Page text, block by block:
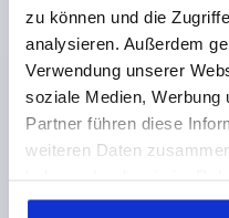
zu können und die
analysieren. Außerdem
Verwendung unserer
soziale Medien, Werbung
Partner führen diese
weiteren Daten
gesammelt haben.
K1523 A